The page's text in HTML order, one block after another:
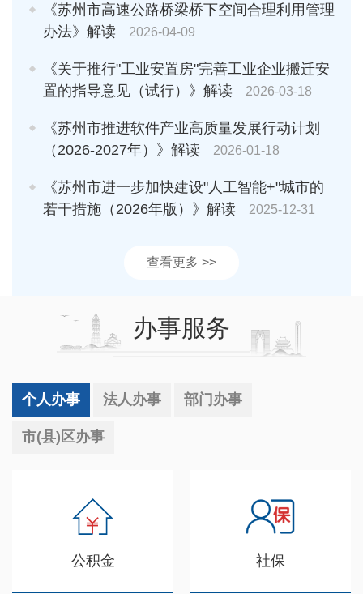
《苏州市高速公路桥梁桥下空间合理利用管理
办法》解读
2026-04-09
《关于推行"工业安置房"完善工业企业搬迁安
置的指导意见（试行）》解读
2026-03-18
《苏州市推进软件产业高质量发展行动计划
（2026-2027年）》解读
2026-01-18
《苏州市进一步加快建设"人工智能+"城市的
若干措施（2026年版）》解读
2025-12-31
查看更多 >>
办事服务
个人办事 法人办事 部门办事
市(县)区办事
公积金 社保